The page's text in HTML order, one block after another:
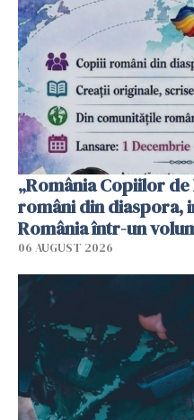
„România Copiilor
români din diaspora,
România într-un
06 AUGUST 2026